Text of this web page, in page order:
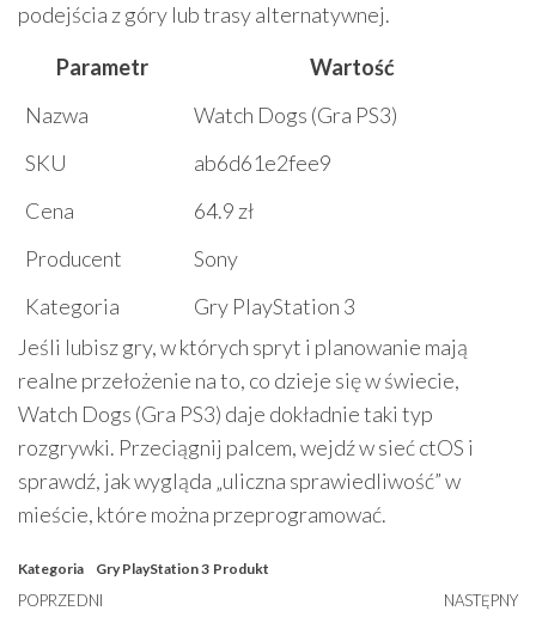
podejścia z góry lub trasy alternatywnej.
Parametr
Wartość
Nazwa
Watch Dogs (Gra PS3)
SKU
ab6d61e2fee9
Cena
64.9 zł
Producent
Sony
Kategoria
Gry PlayStation 3
Jeśli lubisz gry, w których spryt i planowanie mają
realne przełożenie na to, co dzieje się w świecie,
Watch Dogs (Gra PS3) daje dokładnie taki typ
rozgrywki. Przeciągnij palcem, wejdź w sieć ctOS i
sprawdź, jak wygląda „uliczna sprawiedliwość” w
mieście, które można przeprogramować.
Kategoria Gry PlayStation 3 Produkt
Nawigacja
Poprzedni
POPRZEDNI NASTĘPNY